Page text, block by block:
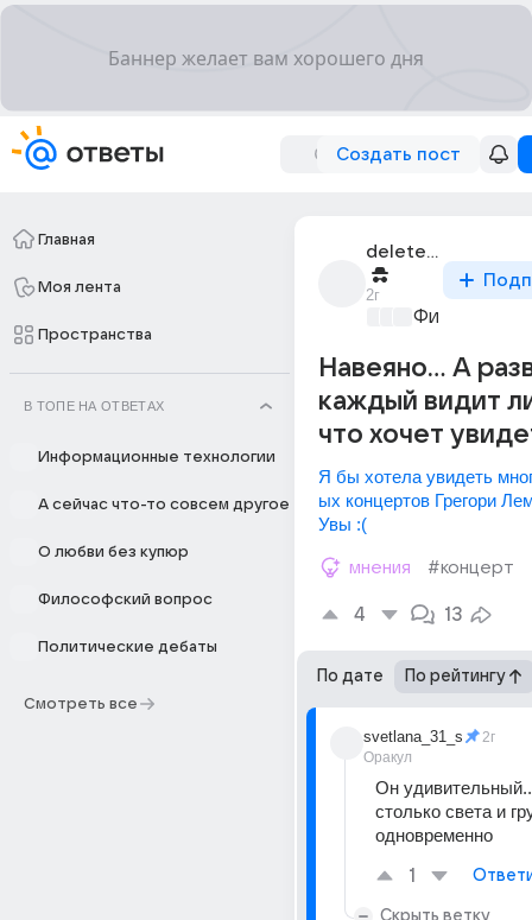
Создать пост
Главная
Моя лента
Пространства
В ТОПЕ НА ОТВЕТАХ
Информационные технологии
А сейчас что-то совсем другое
О любви без купюр
Философский вопрос
Политические дебаты
Смотреть все
deleted_312534820_
2г
Навеяно... А
каждый видит
что хочет
Я бы хотела увидеть
ых концертов Грегори
Увы :(
мнения #концерт
4 13
По дате По рейтингу
svetlana_31_s
Оракул
2г
Он
столько света и
одновременно
1
Скрыть ветку